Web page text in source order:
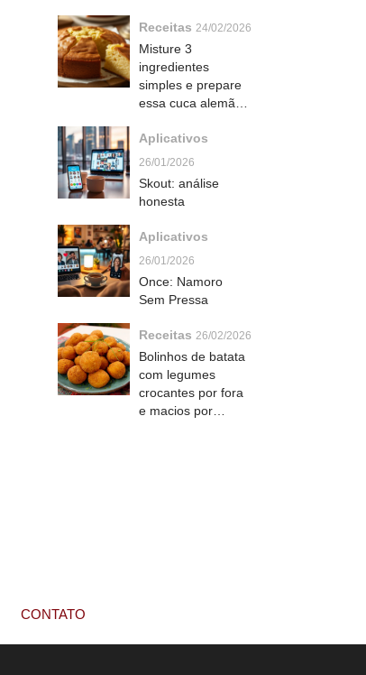
Receitas 24/02/2026
Misture 3
ingredientes
simples e prepare
essa cuca alemã
poucos minutos
Aplicativos
26/01/2026
Skout: análise
honesta
Aplicativos
26/01/2026
Once: Namoro
Sem Pressa
Receitas 26/02/2026
Bolinhos de batata
com legumes
crocantes por fora
e macios por
CONTATO